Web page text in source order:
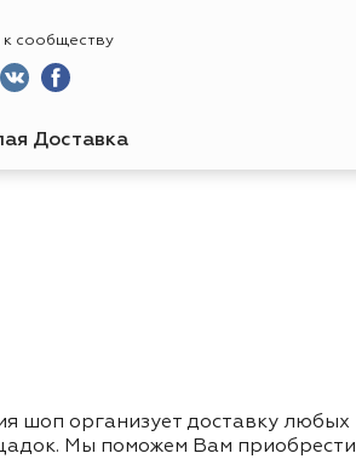
сообществу
Доставка
шоп организует доставку любых
Мы поможем Вам приобрести